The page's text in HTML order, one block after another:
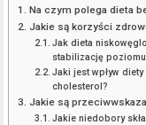
Na czym polega dieta
Jakie są korzyści
Jak dieta
stabilizację
Jaki jest wpływ
cholesterol?
Jakie są
Jakie niedobory